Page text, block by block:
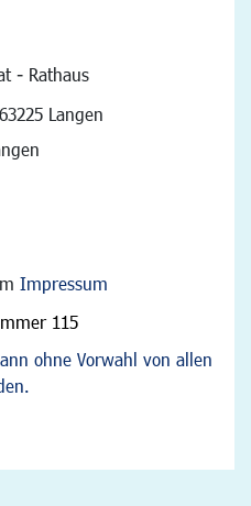
- Rathaus
63225 Langen
Impressum
115
ohne Vorwahl von allen